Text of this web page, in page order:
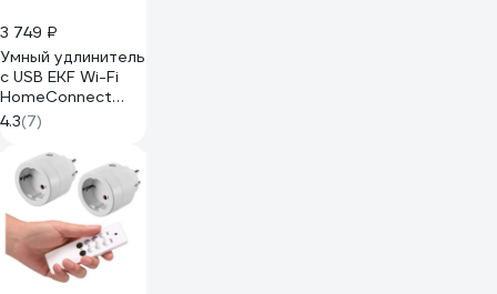
3 749 ₽
Умный удлинитель
c USB EKF Wi-Fi
HomeConnect
RCE-1-WF
4.3(7)